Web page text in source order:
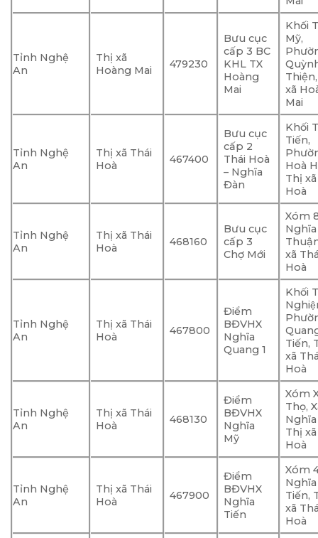
Tỉnh Nghệ
An
Thị xã
Hoàng Mai
479230
Bưu cục
cấp 3 BC
KHL TX
Hoàng
Mai
Khối
Mỹ,
xã
Mai
Tỉnh Nghệ
An
Thị xã Thái
Hoà
467400
Bưu cục
cấp 2
Thái Hoà
– Nghĩa
Đàn
Khối
Tiến,
Hoà
Thị
Hoà
Tỉnh Nghệ
An
Thị xã Thái
Hoà
468160
Bưu cục
cấp 3
Chợ Mới
Xóm
Nghĩa
xã
Hoà
Tỉnh Nghệ
An
Thị xã Thái
Hoà
467800
Điểm
BĐVHX
Nghĩa
Quang 1
Khối
Tiến,
xã
Hoà
Tỉnh Nghệ
An
Thị xã Thái
Hoà
468130
Điểm
BĐVHX
Nghĩa
Mỹ
Xóm
Thọ,
Thị
Hoà
Tỉnh Nghệ
An
Thị xã Thái
Hoà
467900
Điểm
BĐVHX
Nghĩa
Tiến
Xóm
Nghĩa
Tiến,
xã
Hoà